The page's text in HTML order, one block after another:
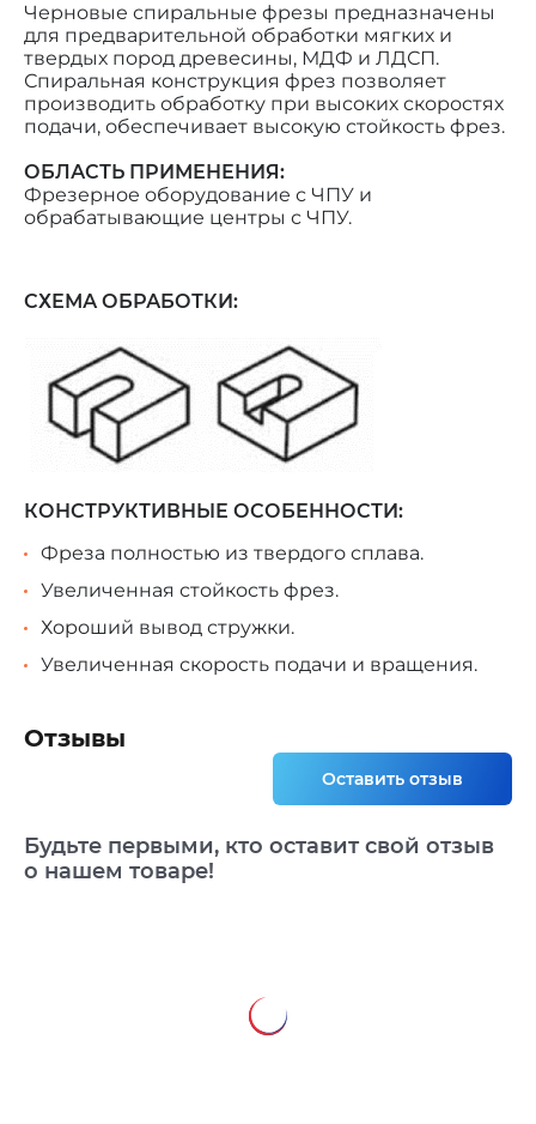
Черновые спиральные фрезы предназначены
для предварительной обработки мягких и
твердых пород древесины, МДФ и ЛДСП.
Спиральная конструкция фрез позволяет
производить обработку при высоких скоростях
подачи, обеспечивает высокую стойкость фрез.
ОБЛАСТЬ ПРИМЕНЕНИЯ:
Фрезерное оборудование с ЧПУ и
обрабатывающие центры с ЧПУ.
СХЕМА ОБРАБОТКИ:
КОНСТРУКТИВНЫЕ ОСОБЕННОСТИ:
Фреза полностью из твердого сплава.
Увеличенная стойкость фрез.
Хороший вывод стружки.
Увеличенная скорость подачи и вращения.
Отзывы
Оставить отзыв
Будьте первыми, кто оставит свой отзыв
о нашем товаре!